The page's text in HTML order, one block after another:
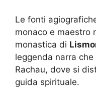
Le fonti
monaco e maestro
monastica di
leggenda narra
Rachau, dove si
guida spirituale.